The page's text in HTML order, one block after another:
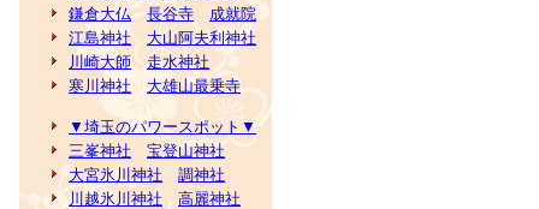
鎌倉大仏
長谷寺
成就院
江島神社
大山阿夫利神社
川崎大師
走水神社
寒川神社
大雄山最乗寺
▼埼玉のパワースポット▼
三峯神社
宝登山神社
大宮氷川神社
調神社
川越氷川神社
高麗神社